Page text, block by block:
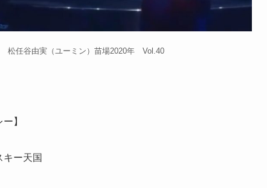
松任谷由実（ユーミン）苗場2020年 Vol.40
】
キー天国